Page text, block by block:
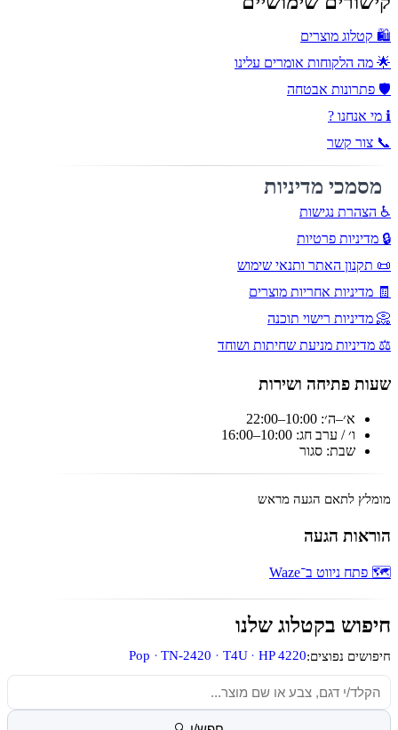
🛍️ קטלוג מוצרים
🌟 מה הלקוחות אומרים עלינו
🛡️ פתרונות אבטחה
ℹ️ מי אנחנו ?
📞 צור קשר
מסמכי מדיניות
♿ הצהרת נגישות
🔒 מדיניות פרטיות
📜 תקנון האתר ותנאי שימוש
🧾 מדיניות אחריות מוצרים
📀 מדיניות רישוי תוכנה
⚖️ מדיניות מניעת שחיתות ושוחד
שעות פתיחה ושירות
א׳–ה׳: 10:00–22:00
ו׳ / ערב חג: 10:00–16:00
שבת: סגור
מומלץ לתאם הגעה מראש
הוראות הגעה
🗺️ פתח ניווט ב־Waze
חיפוש בקטלוג שלנו
חיפושים נפוצים:HP 4220
T4U
TN-2420
Pop
חיפוש מוצרים